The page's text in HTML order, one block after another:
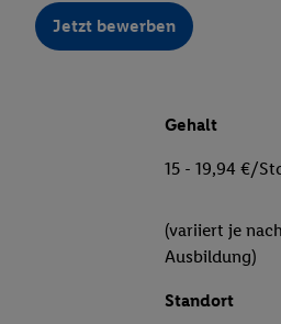
Jetzt bewerben
Gehalt
15 - 19,94 €/
(variiert je
Ausbildung)
Standort